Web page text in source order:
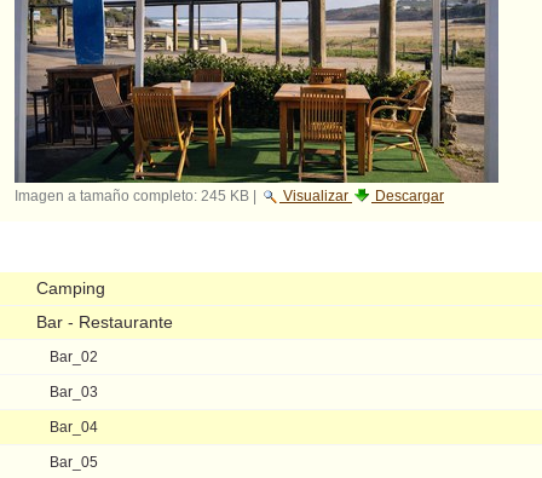
Imagen a tamaño completo: 245 KB Visualizar Descargar
Camping
Bar - Restaurante
Bar_02
Bar_03
Bar_04
Bar_05